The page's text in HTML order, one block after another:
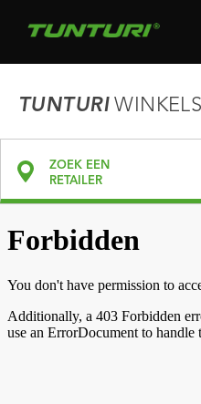
TUNTURIWINKELS
ZOEK EEN
RETAILER